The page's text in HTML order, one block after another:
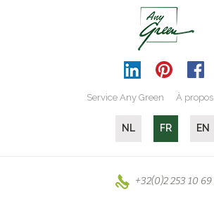
Service Any Green À propos
NL FR EN
+32(0)2 253 10 69